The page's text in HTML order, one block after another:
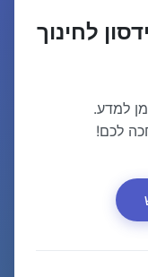
לחינוך
למדע.
לכם!